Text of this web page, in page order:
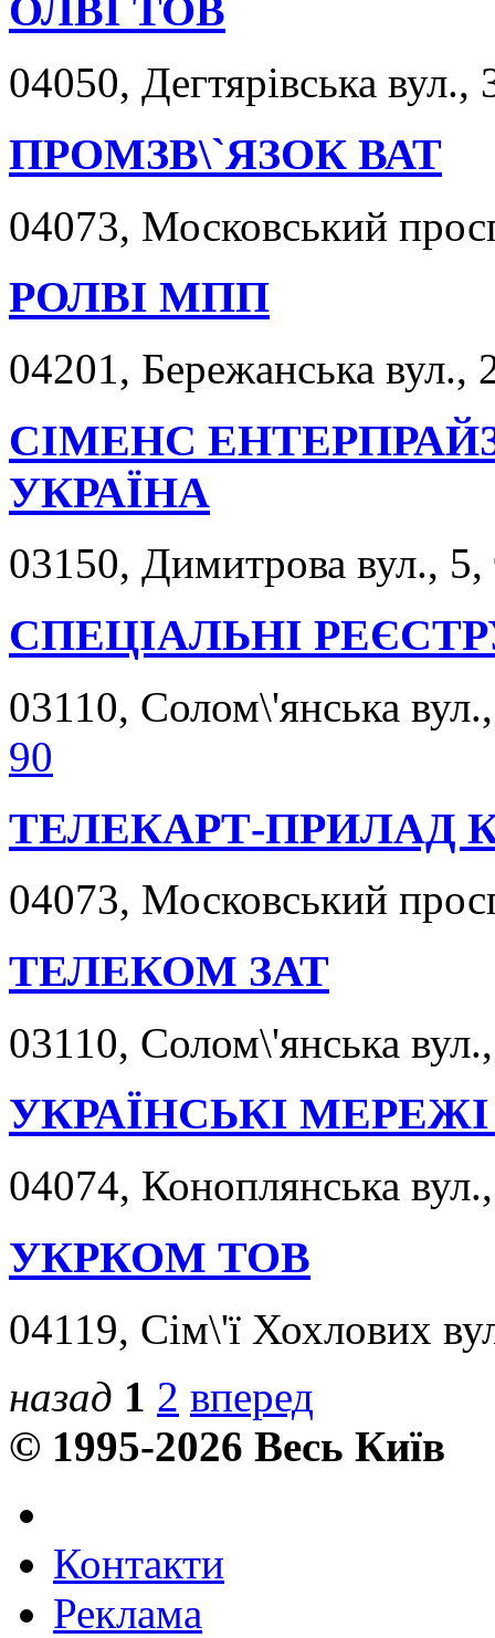
ОЛВІ ТОВ
04050, Дегтярівська вул.,
ПРОМЗВ\`ЯЗОК ВАТ
04073, Московський
РОЛВІ МПП
04201, Бережанська вул.,
СІМЕНС
УКРАЇНА
03150, Димитрова вул.,
СПЕЦІАЛЬНІ
03110, Солом\'янська
90
ТЕЛЕКАРТ-ПРИЛАД
04073, Московський
ТЕЛЕКОМ ЗАТ
03110, Солом\'янська
УКРАЇНСЬКІ
04074, Коноплянська
УКРКОМ ТОВ
04119, Сім\'ї Хохлових
назад 1 2 вперед
© 1995-2026 Весь Київ
Контакти
Реклама